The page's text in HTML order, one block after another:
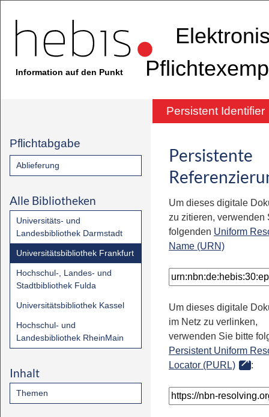
Information auf den Punkt
Persistent Identifier
Pflichtabgabe
Ablieferung
Alle Bibliotheken
Universitäts- und
Landesbibliothek Darmstadt
Universitätsbibliothek Frankfurt
Hochschul-, Landes- und
Stadtbibliothek Fulda
Universitätsbibliothek Kassel
Hochschul- und
Landesbibliothek RheinMain
Inhalt
Themen
Persistente
Um dieses digitale
zu zitieren, verwenden
folgenden Uniform
Name (URN)
Um dieses digitale
im Netz zu verlinken,
verwenden Sie bitte
Persistent Uniform
Locator (PURL)
: